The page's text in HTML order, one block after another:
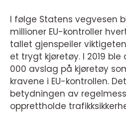
I følge Statens vegvesen
millioner EU-kontroller
tallet gjenspeiler
et trygt kjøretøy. I 2019 ble
000 avslag på kjøretøy
kravene i EU-kontrollen.
betydningen av
opprettholde